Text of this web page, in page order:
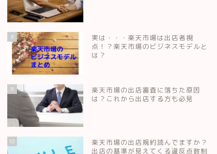
8
実は・・・楽天市場は出店者視
点！？楽天市場のビジネスモデルと
は？
9
楽天市場の出店審査に落ちた原因
は？これから出店する方も必見
10
楽天市場の出店規約読んでますか？
出店の基準が見えてくる違反点数制